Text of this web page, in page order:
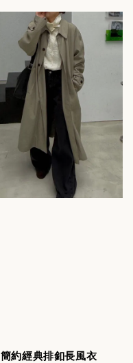
簡約經典排釦長風衣